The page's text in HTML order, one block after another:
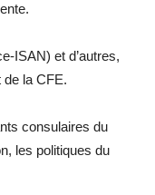
ISAN) et d’autres,
de la CFE.
consulaires du
les politiques du